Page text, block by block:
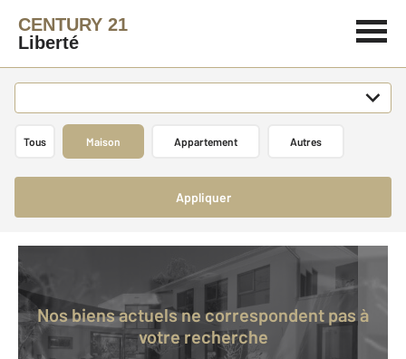
CENTURY 21
Liberté
Tous Maison Appartement Autres
Appliquer
Nos biens actuels ne correspondent pas à
votre recherche